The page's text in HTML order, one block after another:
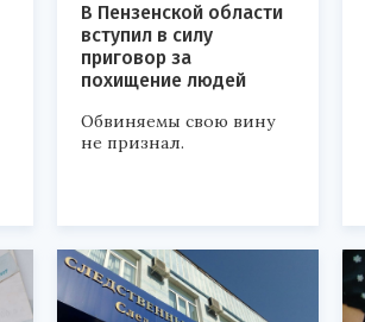
В Пензенской области
вступил в силу
приговор за
похищение людей
Обвиняемы свою вину
не признал.